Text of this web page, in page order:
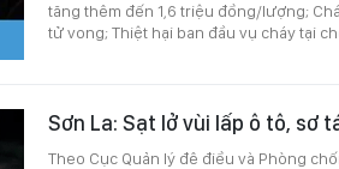
tăng thêm đến 1,6 triệu đồng/lượng;
tử vong; Thiệt hại ban đầu vụ cháy tại
Sơn La: Sạt lở vùi lấp ô tô, sơ
Theo Cục Quản lý đê điều và Phòng